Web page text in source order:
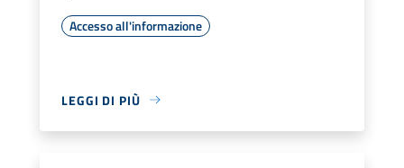
Accesso all'informazione
LEGGI DI PIÙ